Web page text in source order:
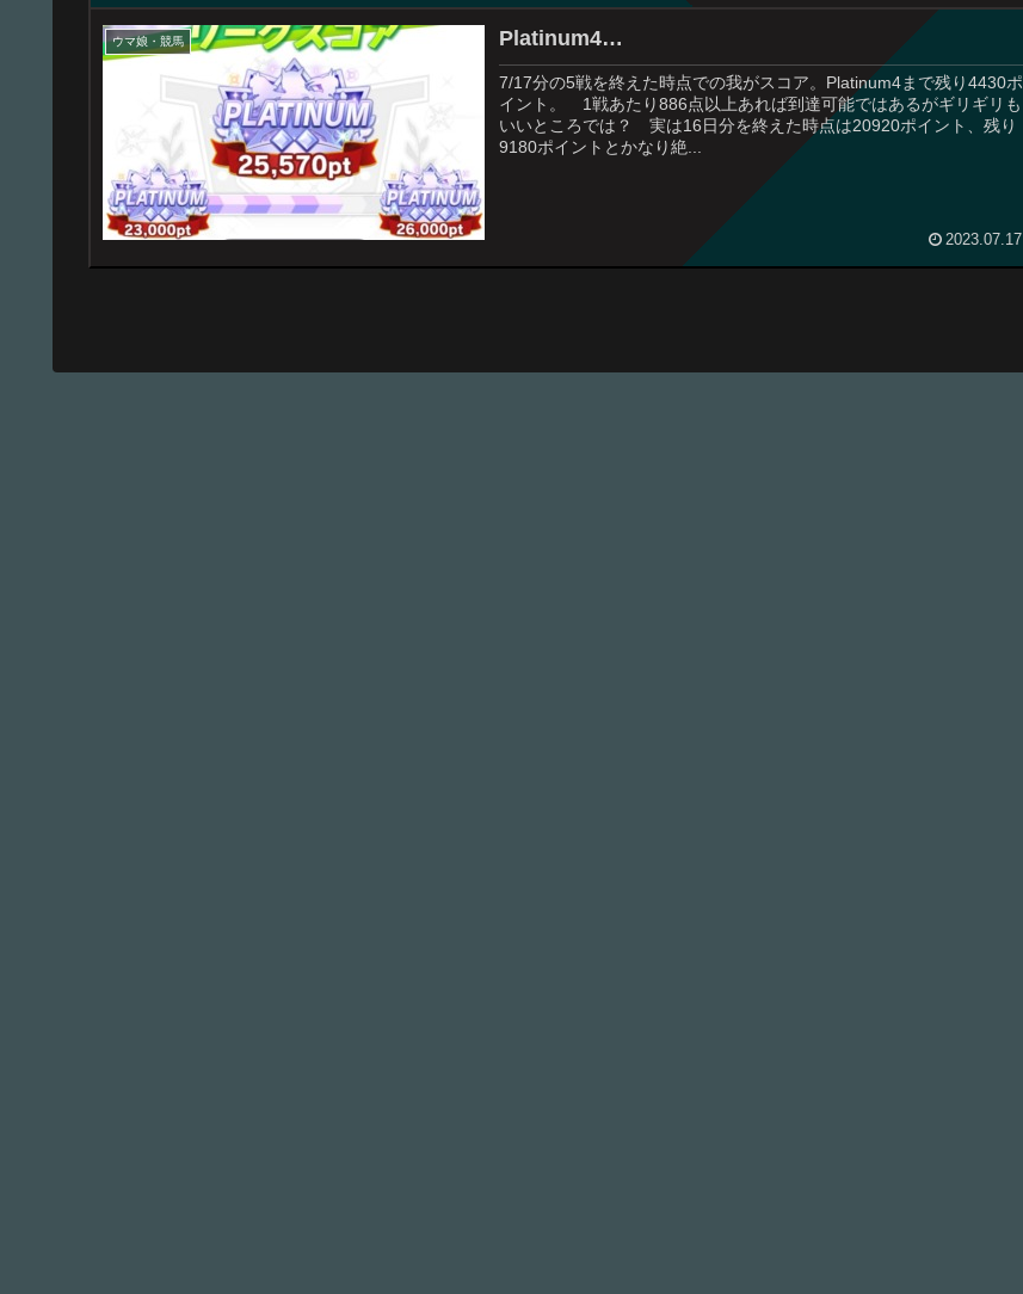
ウマ娘・競馬 Platinum4…
7/17分の5戦を終えた時点での我がスコア。Platinum4まで残り4430ポ
イント。 1戦あたり886点以上あれば到達可能ではあるがギリギリも
いいところでは？ 実は16日分を終えた時点は20920ポイント、残り
9180ポイントとかなり絶...
2023.07.17